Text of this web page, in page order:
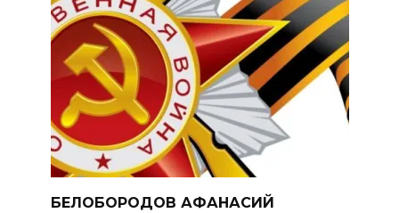
БЕЛОБОРОДОВ АФАНАСИЙ